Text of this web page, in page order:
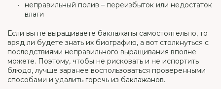
неправильный полив – переизбыток или недостаток
влаги
Если вы не выращиваете баклажаны самостоятельно, то
вряд ли будете знать их биографию, а вот столкнуться с
последствиями неправильного выращивания вполне
можете. Поэтому, чтобы не рисковать и не испортить
блюдо, лучше заранее воспользоваться проверенными
способами и удалить горечь из баклажанов.